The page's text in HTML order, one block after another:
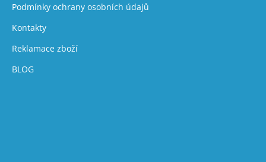
Podmínky ochrany osobních údajů
Kontakty
Reklamace zboží
BLOG